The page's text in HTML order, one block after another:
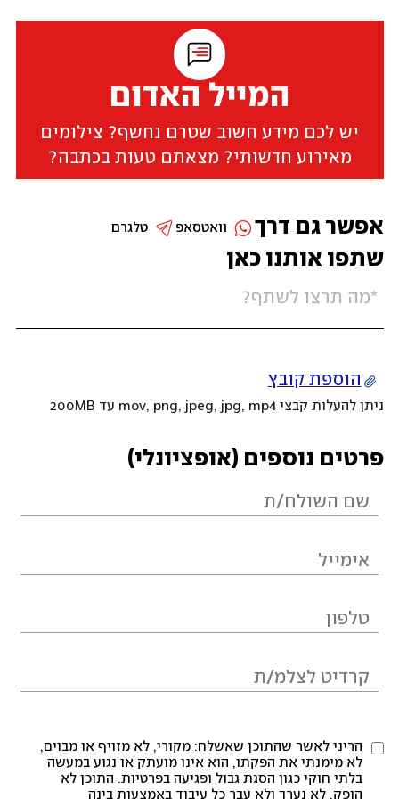
המייל האדום
יש לכם מידע חשוב שטרם נחשף? צילומים
מאירוע חדשותי? מצאתם טעות בכתבה?
שתפו אותנו כאן
הוספת קובץ
ניתן להעלות קבצי mov, png, jpeg, jpg, mp4 עד 200MB
פרטים נוספים (אופציונלי)
הריני לאשר שהתוכן שאשלח: מקורי, לא מזויף או מבוים,
לא מימנתי את הפקתו, הוא אינו מועתק או נגוע במעשה
בלתי חוקי כגון הסגת גבול ופגיעה בפרטיות. התוכן לא
הופק, לא נערך ולא עבר כל עיבוד באמצעות בינה
אפשר גם דרך טלגרם וואטסאפ